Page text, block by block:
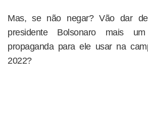
Mas, se não negar? Vão dar
presidente Bolsonaro mais
propaganda para ele usar na
2022?